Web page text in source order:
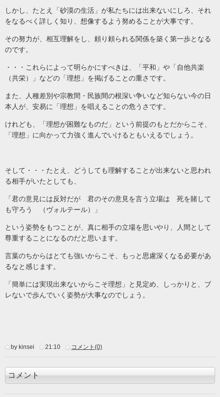
しかし、たとえ「砂漠の生活」が私たちには出来ないにしろ、それ
をなるべく詳しく知り、想像するよう努めることが大事です。
その努力が、相互理解をし、頼り頼られる関係を築く第一歩となる
のです。
・・・これらによって明らかにすべきは、「平和」や「自他共楽
（共栄）」などの「理想」を掲げることの重さです。
また、人種差別や宗教間・民族間の根深い争いなど知らない今の日
本人が、安易に「理想」を唱えることの危うさです。
けれども、「理想が困難なものだ」という前提のもとだからこそ、
「理想」に向かって力強く進んでいけるともいえるでしょう。
そして・・・たとえ、どうしても理解することが出来ないと思われ
る相手がいたとしても、
「君の意見には反対だが 君のその意見を言う立場は 死を賭して
も守ろう （ヴォルテール）」
という姿勢をもつことが、真に相手の立場を思いやり、人間として
尊重することになるのだと思います。
言葉のちからはとても強いからこそ、もっと思慮深くなる必要があ
るなと感じます。
「簡単には実現出来ないからこそ理想」と見定め、しっかりと、ブ
レないで歩んでいく姿勢が大事なのでしょう。
by kinsei 21:10 コメント(0)
コメント